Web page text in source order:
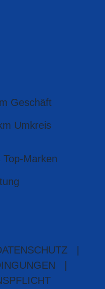
Geschäft
Umkreis
Marken